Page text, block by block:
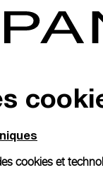
cookies et